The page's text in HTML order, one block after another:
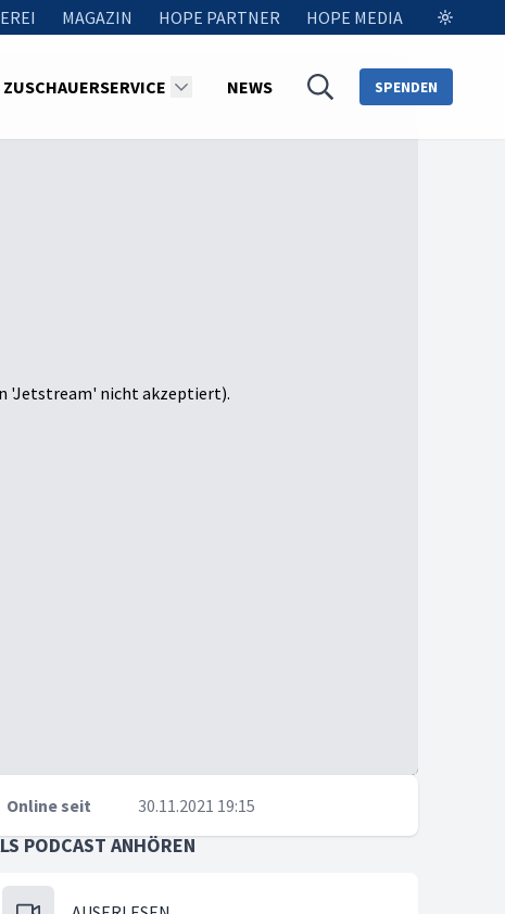
MAGAZIN HOPE PARTNER HOPE MEDIA
ZUSCHAUERSERVICE NEWS SPENDEN
'Jetstream' nicht akzeptiert).
Online seit 30.11.2021 19:15
PODCAST ANHÖREN